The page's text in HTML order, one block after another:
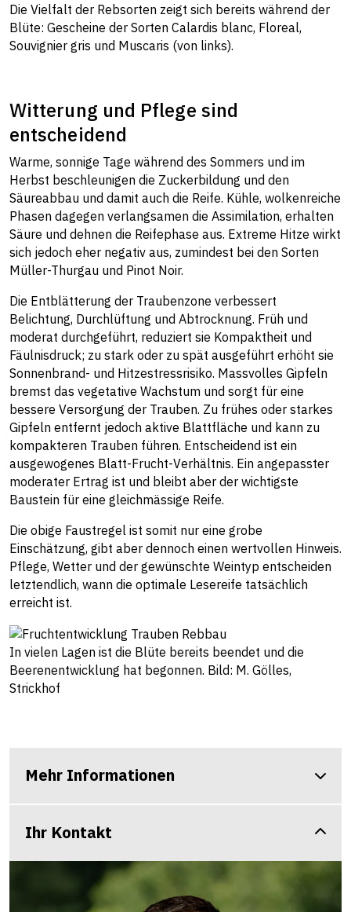
Die Vielfalt der Rebsorten zeigt sich bereits während der
Blüte: Gescheine der Sorten Calardis blanc, Floreal,
Souvignier gris und Muscaris (von links).
Witterung und Pflege sind
entscheidend
Warme, sonnige Tage während des Sommers und im
Herbst beschleunigen die Zuckerbildung und den
Säureabbau und damit auch die Reife. Kühle, wolkenreiche
Phasen dagegen verlangsamen die Assimilation, erhalten
Säure und dehnen die Reifephase aus. Extreme Hitze wirkt
sich jedoch eher negativ aus, zumindest bei den Sorten
Müller-Thurgau und Pinot Noir.
Die Entblätterung der Traubenzone verbessert
Belichtung, Durchlüftung und Abtrocknung. Früh und
moderat durchgeführt, reduziert sie Kompaktheit und
Fäulnisdruck; zu stark oder zu spät ausgeführt erhöht sie
Sonnenbrand- und Hitzestressrisiko. Massvolles Gipfeln
bremst das vegetative Wachstum und sorgt für eine
bessere Versorgung der Trauben. Zu frühes oder starkes
Gipfeln entfernt jedoch aktive Blattfläche und kann zu
kompakteren Trauben führen. Entscheidend ist ein
ausgewogenes Blatt-Frucht-Verhältnis. Ein angepasster
moderater Ertrag ist und bleibt aber der wichtigste
Baustein für eine gleichmässige Reife.
Die obige Faustregel ist somit nur eine grobe
Einschätzung, gibt aber dennoch einen wertvollen Hinweis.
Pflege, Wetter und der gewünschte Weintyp entscheiden
letztendlich, wann die optimale Lesereife tatsächlich
erreicht ist.
In vielen Lagen ist die Blüte bereits beendet und die
Beerenentwicklung hat begonnen. Bild: M. Gölles,
Strickhof
Mehr Informationen
Ihr Kontakt